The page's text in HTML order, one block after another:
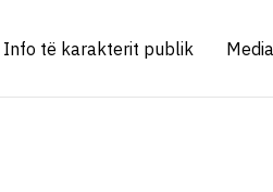
Info të karakterit publik Media